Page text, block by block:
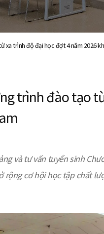
xa trình độ đại học đợt 4 năm 2026
trình đào tạo
và tư vấn tuyển sinh
cơ hội học tập chất